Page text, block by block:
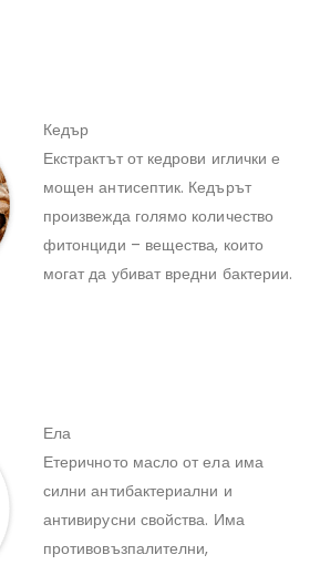
Кедър
Екстрактът от кедрови иглички е
мощен антисептик. Кедърът
произвежда голямо количество
фитонциди – вещества, които
могат да убиват вредни бактерии.
Ела
Етеричното масло от ела има
силни антибактериални и
антивирусни свойства. Има
противовъзпалителни,